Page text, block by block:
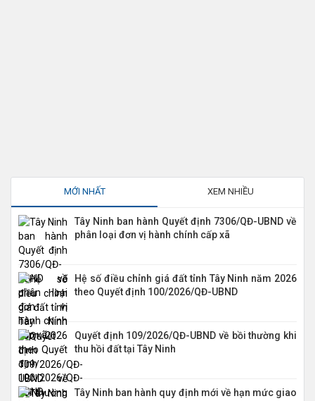
MỚI NHẤT XEM NHIỀU
Tây Ninh ban hành Quyết định 7306/QĐ-UBND về
phân loại đơn vị hành chính cấp xã
Hệ số điều chỉnh giá đất tỉnh Tây Ninh năm 2026
theo Quyết định 100/2026/QĐ-UBND
Quyết định 109/2026/QĐ-UBND về bồi thường khi
thu hồi đất tại Tây Ninh
Tây Ninh ban hành quy định mới về hạn mức giao